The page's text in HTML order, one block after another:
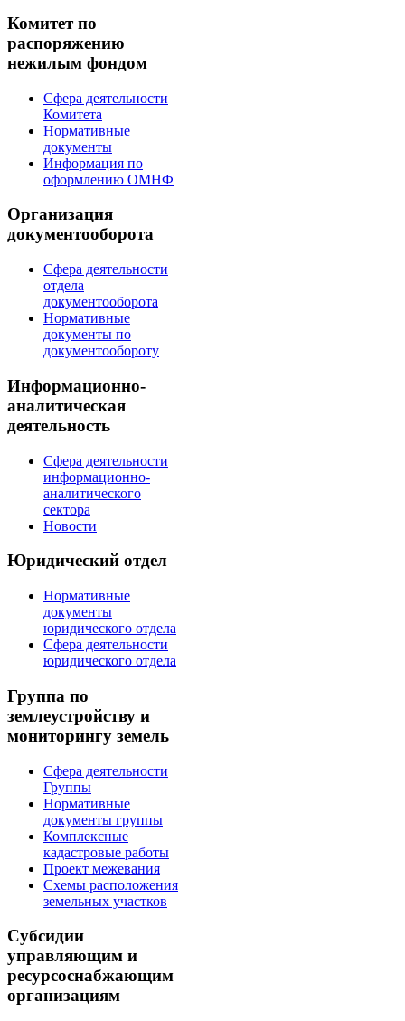
Комитет по
распоряжению
нежилым фондом
Сфера деятельности
Комитета
Нормативные
документы
Информация по
оформлению ОМНФ
Организация
документооборота
Сфера деятельности
отдела
документооборота
Нормативные
документы по
документообороту
Информационно-
аналитическая
деятельность
Сфера деятельности
информационно-
аналитического
сектора
Новости
Юридический отдел
Нормативные
документы
юридического отдела
Сфера деятельности
юридического отдела
Группа по
землеустройству и
мониторингу земель
Сфера деятельности
Группы
Нормативные
документы группы
Комплексные
кадастровые работы
Проект межевания
Схемы расположения
земельных участков
Субсидии
управляющим и
ресурсоснабжающим
организациям